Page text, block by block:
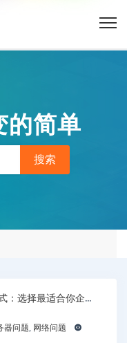
的简单
：选择最适合你企
器问题, 网络问题